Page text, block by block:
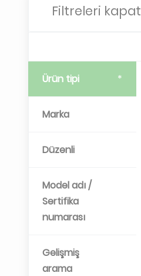
Filtreleri kapat
Ürün tipi
Marka
Düzenli
Model adı /
Sertifika
numarası
Gelişmiş
arama